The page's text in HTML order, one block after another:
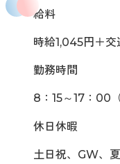
給料
時給1,045円＋交
勤務時間
8：15～17：00
休日休暇
土日祝、GW、